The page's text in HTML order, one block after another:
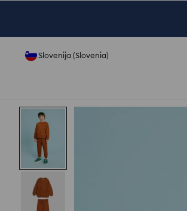
Slovenija (Slovenia)